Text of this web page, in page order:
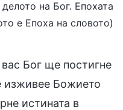
на Бог. Епохата
е Епоха на словото)
Бог ще постигне
изживее Божието
истината в